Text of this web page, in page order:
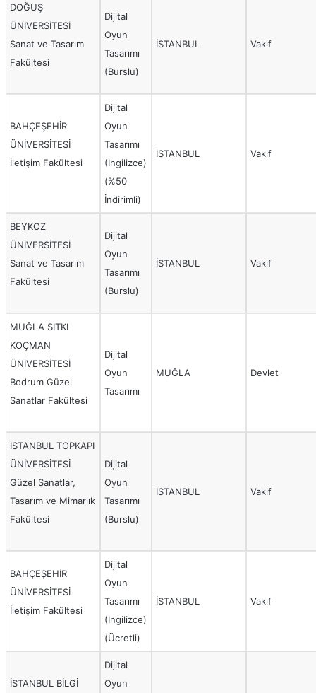
DOĞUŞ
ÜNİVERSİTESİ
Sanat ve Tasarım
Fakültesi
Dijital
Oyun
Tasarımı
(Burslu)
İSTANBUL Vakıf
BAHÇEŞEHİR
ÜNİVERSİTESİ
İletişim Fakültesi
Dijital
Oyun
Tasarımı
(İngilizce)
(%50
İndirimli)
İSTANBUL Vakıf
BEYKOZ
ÜNİVERSİTESİ
Sanat ve Tasarım
Fakültesi
Dijital
Oyun
Tasarımı
(Burslu)
İSTANBUL Vakıf
MUĞLA SITKI
KOÇMAN
ÜNİVERSİTESİ
Bodrum Güzel
Sanatlar Fakültesi
Dijital
Oyun
Tasarımı
MUĞLA Devlet
İSTANBUL TOPKAPI
ÜNİVERSİTESİ
Güzel Sanatlar,
Tasarım ve Mimarlık
Fakültesi
Dijital
Oyun
Tasarımı
(Burslu)
İSTANBUL Vakıf
BAHÇEŞEHİR
ÜNİVERSİTESİ
İletişim Fakültesi
Dijital
Oyun
Tasarımı
(İngilizce)
(Ücretli)
İSTANBUL Vakıf
İSTANBUL BİLGİ
Dijital
Oyun